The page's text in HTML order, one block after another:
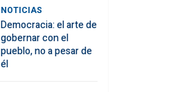
NOTICIAS
Democracia: el arte de
gobernar con el
pueblo, no a pesar de
él